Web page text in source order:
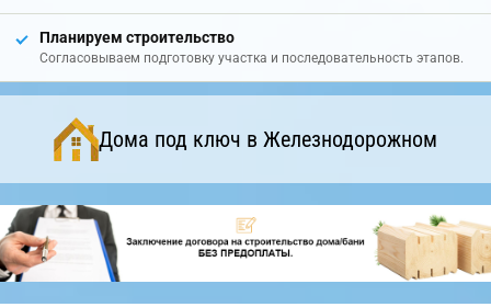
Планируем строительство
Согласовываем подготовку участка и последовательность этапов.
Дома под ключ в Железнодорожном